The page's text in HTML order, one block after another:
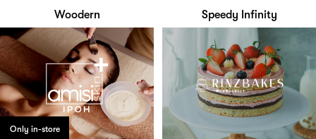
Woodern Speedy Infinity
Only in-store